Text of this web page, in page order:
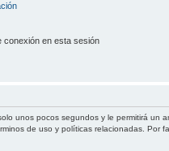
conexión en esta sesión
unos pocos segundos y le permitirá
de uso y políticas relacionadas. Por